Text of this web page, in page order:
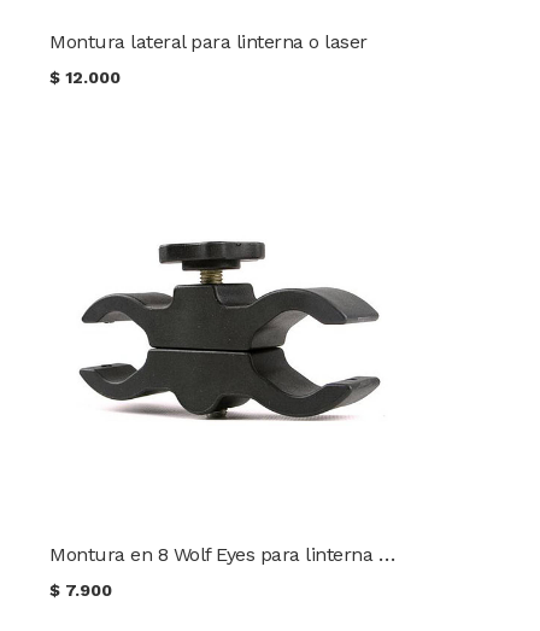
Montura lateral para linterna o laser
$12.000
Montura en 8 Wolf Eyes para linterna multipropósito
$ 7.900